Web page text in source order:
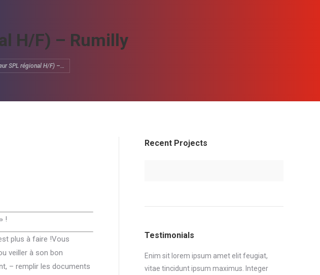
H/F) – Rumilly
SPL régional H/F) –…
!
plus à faire !Vous
veiller à son bon
– remplir les documents
Recent Projects
Testimonials
Pulvinar lorem ac dictum. Maecenas
condimentum euismod auctor. Morbi
Enim sit lorem ipsum amet elit feugiat,
vitae tincidunt ipsum maximus. Integer